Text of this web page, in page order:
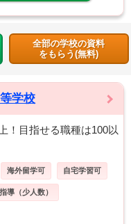
全部の学校の資料
をもらう(無料)
学校
！目指せる職種は100以
海外留学可 自宅学習可
導（少人数）